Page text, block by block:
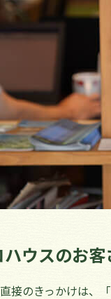
ウスのお客
接のきっかけは、